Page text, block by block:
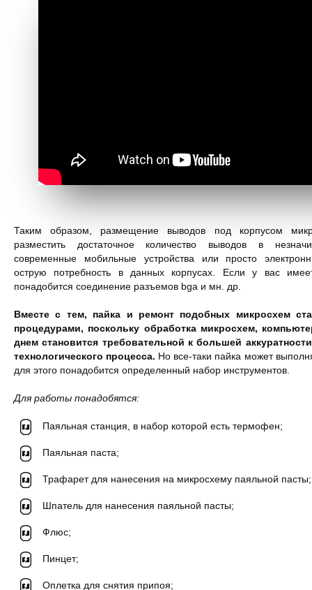
Таким образом, размещение выводов под корпусом
разместить достаточное количество выводов в
современные мобильные устройства или просто
острую потребность в данных корпусах. Если у вас
понадобится соединение разъемов bga и мн. др.
Вместе с тем, пайка и ремонт подобных микросхем
процедурами, поскольку обработка микросхем,
днем становится требовательной к большей
технологического процесса. Но все-таки пайка может
для этого понадобится определенный набор инструментов.
Для работы понадобятся:
Паяльная станция, в набор которой есть термофен;
Паяльная паста;
Трафарет для нанесения на микросхему паяльной пасты;
Шпатель для нанесения паяльной пасты;
Флюс;
Пинцет;
Оплетка для снятия припоя;